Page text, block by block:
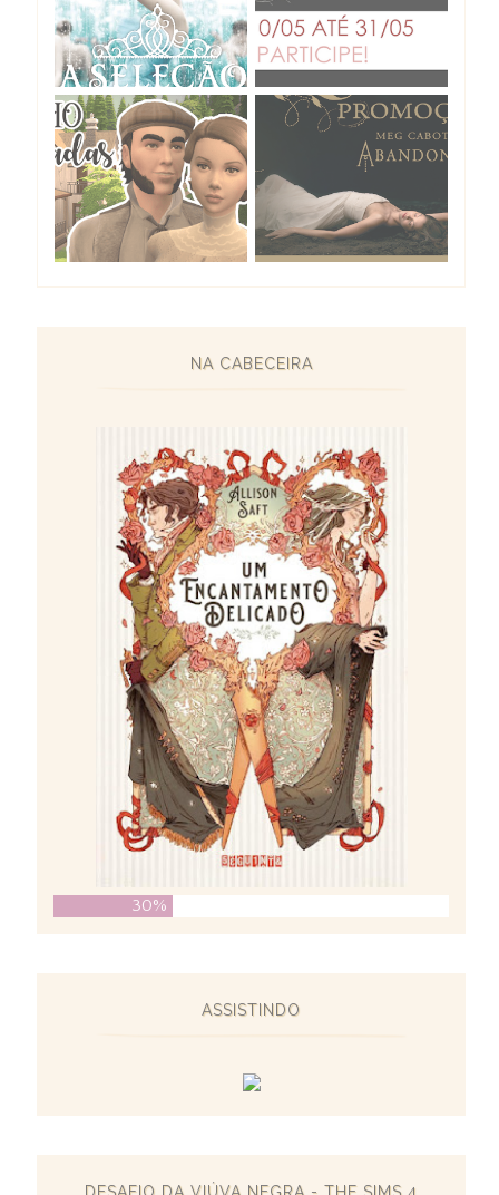
NA CABECEIRA
30%
ASSISTINDO